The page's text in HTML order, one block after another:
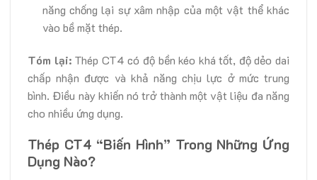
năng chống lại sự xâm nhập của một vật thể khác
vào bề mặt thép.
Tóm lại:Thép CT4 có độ bền kéo khá tốt, độ dẻo dai
chấp nhận được và khả năng chịu lực ở mức trung
bình. Điều này khiến nó trở thành một vật liệu đa năng
cho nhiều ứng dụng.
Thép CT4 “Biến Hình” Trong Những Ứng
Dụng Nào?